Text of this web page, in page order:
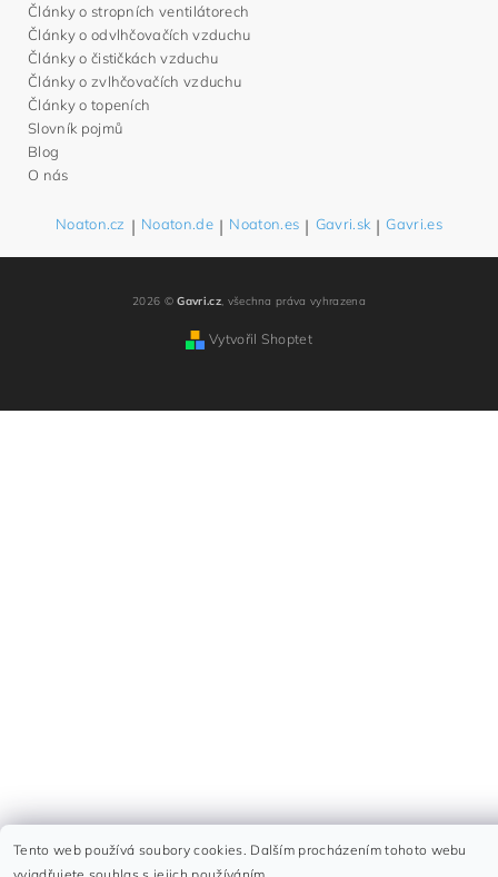
Články o stropních ventilátorech
Články o odvlhčovačích vzduchu
Články o čističkách vzduchu
Články o zvlhčovačích vzduchu
Články o topeních
Slovník pojmů
Blog
O nás
Noaton.cz | Noaton.de | Noaton.es | Gavri.sk | Gavri.es
2026 ©Gavri.cz, všechna práva vyhrazena
Vytvořil Shoptet
Tento web používá soubory cookies. Dalším procházením tohoto webu